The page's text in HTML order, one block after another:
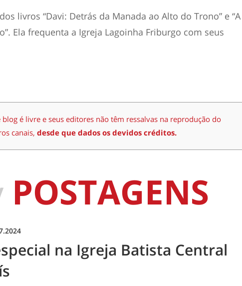
livros “Davi: Detrás da Manada ao Alto do Trono” e “A
Ela frequenta a Igreja Lagoinha Friburgo com seus
é livre e seus editores não têm ressalvas na reprodução do
canais, desde que dados os devidos créditos.
POSTAGENS
na Igreja Batista Central